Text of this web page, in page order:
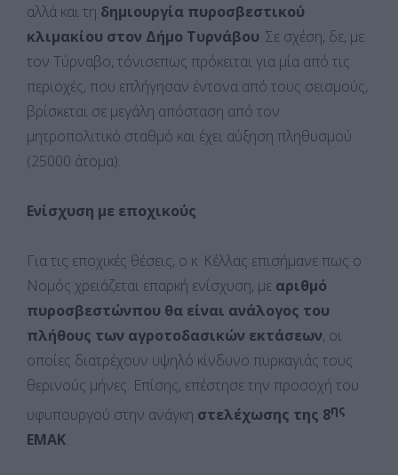
αλλά και τη δημιουργία πυροσβεστικού
κλιμακίου στον Δήμο Τυρνάβου. Σε σχέση, δε, με
τον Τύρναβο, τόνισεπως πρόκειται για μία από τις
περιοχές, που επλήγησαν έντονα από τους σεισμούς,
βρίσκεται σε μεγάλη απόσταση από τον
μητροπολιτικό σταθμό και έχει αύξηση πληθυσμού
(25000 άτομα).
Ενίσχυση με εποχικούς
Για τις εποχικές θέσεις, ο κ. Κέλλας επισήμανε πως ο
Νομός χρειάζεται επαρκή ενίσχυση, με αριθμό
πυροσβεστώνπου θα είναι ανάλογος του
πλήθους των αγροτοδασικών εκτάσεων, οι
οποίες διατρέχουν υψηλό κίνδυνο πυρκαγιάς τους
θερινούς μήνες. Επίσης, επέστησε την προσοχή του
υφυπουργού στην ανάγκη στελέχωσης της 8ης
ΕΜΑΚ.